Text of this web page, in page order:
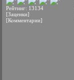
Рейтинг: 13134
[Заценки]
[Комментарии]